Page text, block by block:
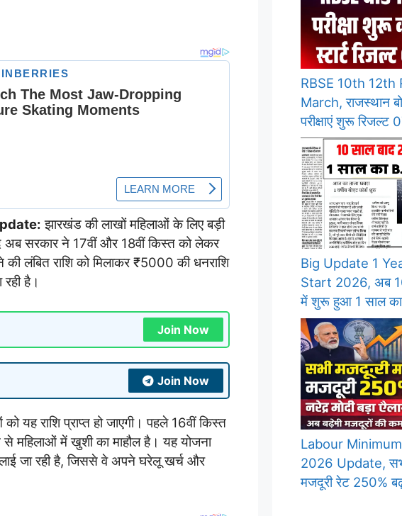
झारखंड की लाखों महिलाओं के लिए बड़ी
अब सरकार ने 17वीं और 18वीं किस्त को लेकर
लंबित राशि को मिलाकर ₹5000 की धनराशि
है।
Join Now
Join Now
यह राशि प्राप्त हो जाएगी। पहले 16वीं किस्त
महिलाओं में खुशी का माहौल है। यह योजना
जा रही है, जिससे वे अपने घरेलू खर्च और
RBSE 10th
March, राजस्थान
परीक्षाएं शुरू रिजल्ट
Big Update 1
Start 2026, अब
में शुरू हुआ 1 साल का
Labour
2026 Update,
मजदूरी रेट 250%